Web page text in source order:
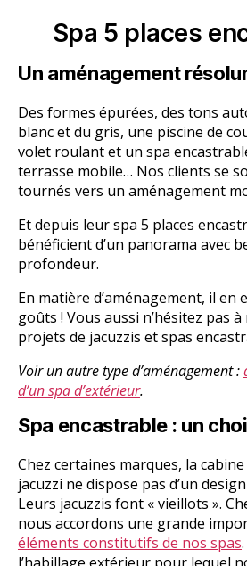
Spa 5 places
Un aménagement
Des formes épurées, des tons
blanc et du gris, une piscine de
volet roulant et un spa
terrasse mobile… Nos clients se
tournés vers un aménagement
Et depuis leur spa 5 places
bénéficient d’un panorama avec
profondeur.
En matière d’aménagement, il en
goûts ! Vous aussi n’hésitez pas
projets de jacuzzis et spas
Voir un autre type d’aménagement :
d’un spa d’extérieur.
Spa encastrable : un
Chez certaines marques, la
jacuzzi ne dispose pas d’un
Leurs jacuzzis font « vieillots ».
nous accordons une grande
éléments constitutifs de nos spas
l’habillage extérieur pour lequel